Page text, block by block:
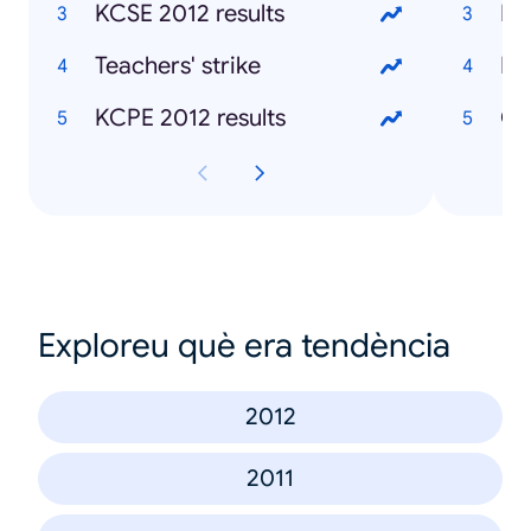
KCSE 2012 results
Teachers' strike
KCPE 2012 results
Exploreu què era tendència
2012
2011